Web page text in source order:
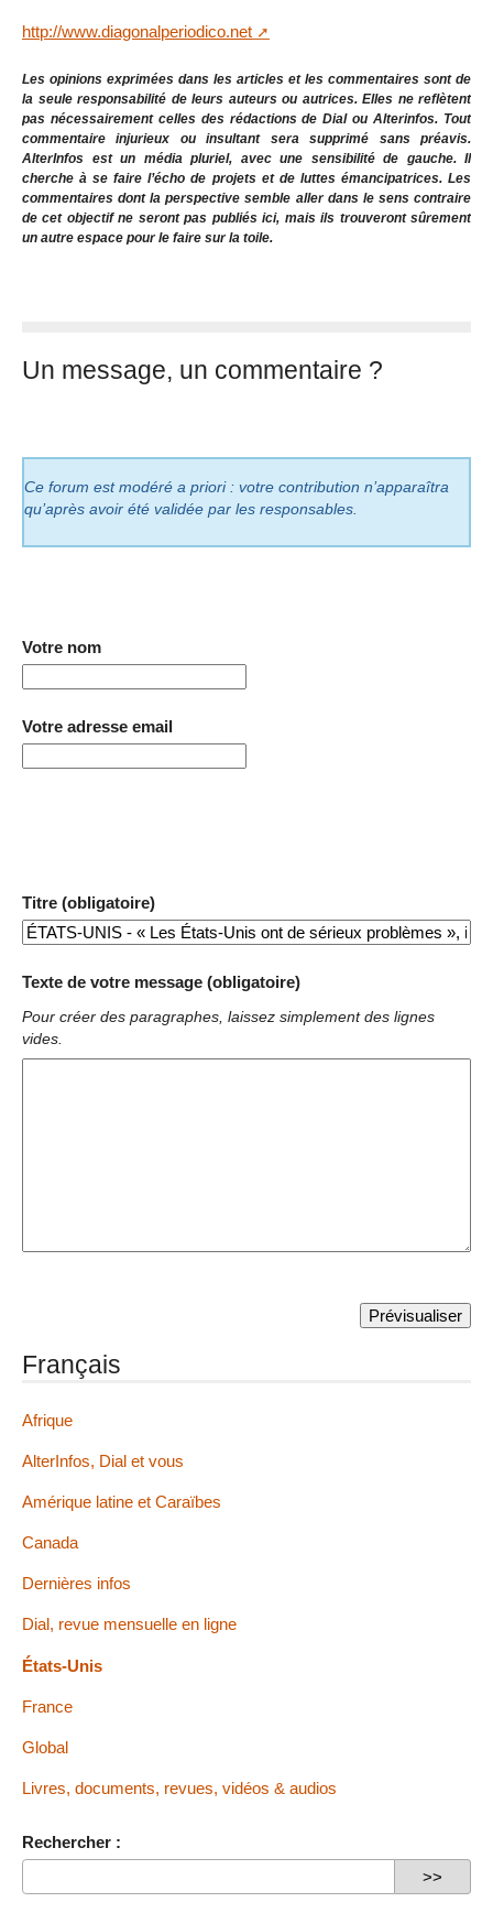
http://www.diagonalperiodico.net
Les opinions exprimées dans les articles et les commentaires sont de
la seule responsabilité de leurs auteurs ou autrices. Elles ne reflètent
pas nécessairement celles des rédactions de Dial ou Alterinfos. Tout
commentaire injurieux ou insultant sera supprimé sans préavis.
AlterInfos est un média pluriel, avec une sensibilité de gauche. Il
cherche à se faire l’écho de projets et de luttes émancipatrices. Les
commentaires dont la perspective semble aller dans le sens contraire
de cet objectif ne seront pas publiés ici, mais ils trouveront sûrement
un autre espace pour le faire sur la toile.
Un message, un commentaire ?
Ce forum est modéré a priori : votre contribution n’apparaîtra
qu’après avoir été validée par les responsables.
Votre nom
Votre adresse email
Titre (obligatoire)
Texte de votre message (obligatoire)
Pour créer des paragraphes, laissez simplement des lignes
vides.
Français
Afrique
AlterInfos, Dial et vous
Amérique latine et Caraïbes
Canada
Dernières infos
Dial, revue mensuelle en ligne
États-Unis
France
Global
Livres, documents, revues, vidéos & audios
Rechercher :